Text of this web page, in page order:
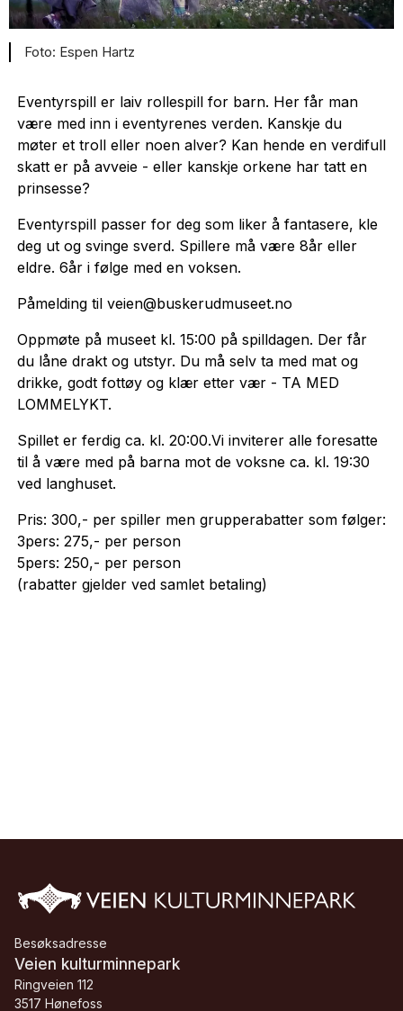
Espen Hartz
Eventyrspill er laiv rollespill for barn. Her får man
være med inn i eventyrenes verden. Kanskje du
møter et troll eller noen alver? Kan hende en verdifull
skatt er på avveie - eller kanskje orkene har tatt en
prinsesse?
Eventyrspill passer for deg som liker å fantasere, kle
deg ut og svinge sverd. Spillere må være 8år eller
eldre. 6år i følge med en voksen.
Påmelding til veien@buskerudmuseet.no
Oppmøte på museet kl. 15:00 på spilldagen. Der får
du låne drakt og utstyr. Du må selv ta med mat og
drikke, godt fottøy og klær etter vær - TA MED
LOMMELYKT.
Spillet er ferdig ca. kl. 20:00.Vi inviterer alle foresatte
til å være med på barna mot de voksne ca. kl. 19:30
ved langhuset.
Pris: 300,- per spiller men grupperabatter som følger:
3pers: 275,- per person
5pers: 250,- per person
(rabatter gjelder ved samlet betaling)
Besøksadresse
Veien kulturminnepark
Ringveien 112
3517 Hønefoss